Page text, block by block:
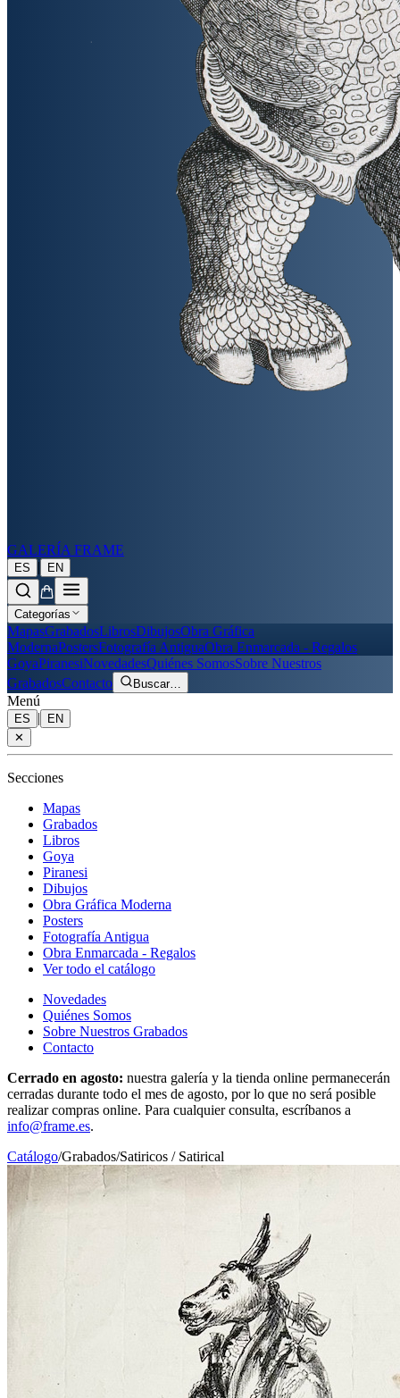
GALERÍA FRAME
ES | EN
Categorías
MapasGrabadosLibrosDibujosObra Gráfica
ModernaPostersFotografía AntiguaObra Enmarcada - Regalos
GoyaPiranesiNovedadesQuiénes SomosSobre Nuestros
GrabadosContacto Buscar…
Menú
ES |
EN
✕
Secciones
Mapas
Grabados
Libros
Goya
Piranesi
Dibujos
Obra Gráfica Moderna
Posters
Fotografía Antigua
Obra Enmarcada - Regalos
Ver todo el catálogo
Novedades
Quiénes Somos
Sobre Nuestros Grabados
Contacto
Cerrado en agosto: nuestra galería y la tienda online permanecerán
cerradas durante todo el mes de agosto, por lo que no será posible
realizar compras online. Para cualquier consulta, escríbanos a
info@frame.es.
Catálogo/Grabados/Satiricos / Satirical